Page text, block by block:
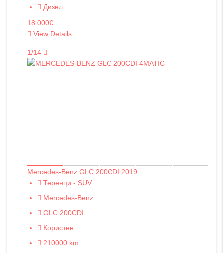
Дизел
18 000€
View Details
1/14
Mercedes-Benz GLC 200CDI 2019
Теренци - SUV
Mercedes-Benz
GLC 200CDI
Користен
210000 km